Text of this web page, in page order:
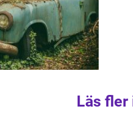
Läs fler